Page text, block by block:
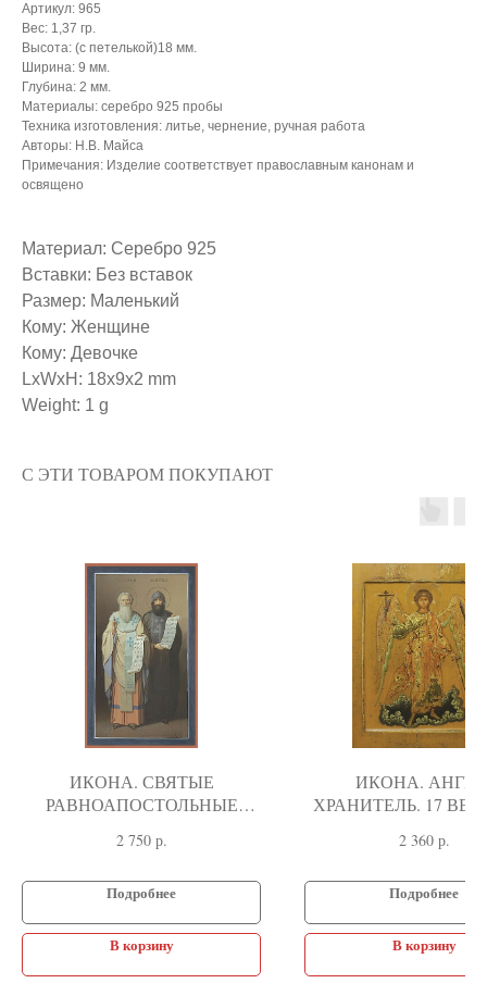
Артикул: 965
Вес: 1,37 гр.
Высота: (с петелькой)18 мм.
Ширина: 9 мм.
Глубина: 2 мм.
Материалы: серебро 925 пробы
Техника изготовления: литье, чернение, ручная работа
Авторы: Н.В. Майса
Примечания: Изделие соответствует православным канонам и
освящено
Материал: Серебро 925
Вставки: Без вставок
Размер: Маленький
Кому: Женщине
Кому: Девочке
LxWxH: 18x9x2 mm
Weight: 1 g
С ЭТИ ТОВАРОМ ПОКУПАЮТ
ИКОНА. СВЯТЫЕ
РАВНОАПОСТОЛЬНЫЕ
ВЕК
2 750 р.
Подробнее
В корзину
ИКОНА.
ХРАНИТЕЛЬ. 17
2 360 р.
Подробнее
В корзину